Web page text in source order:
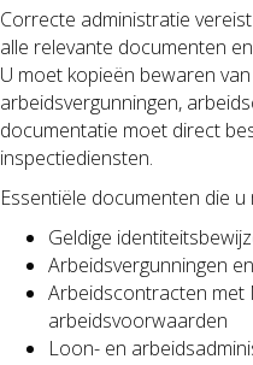
Correcte administratie
alle relevante documenten
U moet kopieën bewaren
arbeidsvergunningen,
documentatie moet direct
inspectiediensten.
Essentiële documenten die
Geldige
Arbeidsvergunningen
Arbeidscontracten met
arbeidsvoorwaarden
Loon- en